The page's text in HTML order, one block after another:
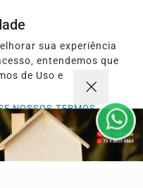
FAQ
sua experiência
entendemos que
de Uso e
NOSSOS TERMOS